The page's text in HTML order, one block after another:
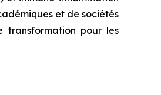
et de sociétés
transformation pour les